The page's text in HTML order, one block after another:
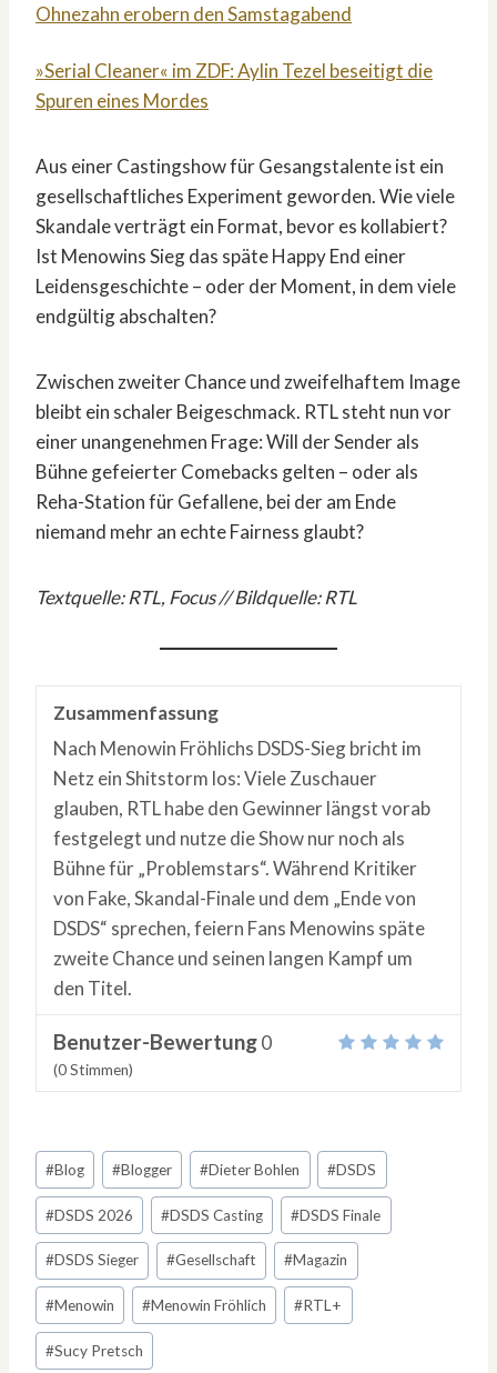
Ohnezahn erobern den Samstagabend
»Serial Cleaner« im ZDF: Aylin Tezel beseitigt die
Spuren eines Mordes
Aus einer Castingshow für Gesangstalente ist ein
gesellschaftliches Experiment geworden. Wie viele
Skandale verträgt ein Format, bevor es kollabiert?
Ist Menowins Sieg das späte Happy End einer
Leidensgeschichte – oder der Moment, in dem viele
endgültig abschalten?
Zwischen zweiter Chance und zweifelhaftem Image
bleibt ein schaler Beigeschmack. RTL steht nun vor
einer unangenehmen Frage: Will der Sender als
Bühne gefeierter Comebacks gelten – oder als
Reha-Station für Gefallene, bei der am Ende
niemand mehr an echte Fairness glaubt?
Textquelle: RTL, Focus // Bildquelle: RTL
Zusammenfassung
Nach Menowin Fröhlichs DSDS-Sieg bricht im
Netz ein Shitstorm los: Viele Zuschauer
glauben, RTL habe den Gewinner längst vorab
festgelegt und nutze die Show nur noch als
Bühne für „Problemstars“. Während Kritiker
von Fake, Skandal-Finale und dem „Ende von
DSDS“ sprechen, feiern Fans Menowins späte
zweite Chance und seinen langen Kampf um
den Titel.
Benutzer-Bewertung0
(0Stimmen)
Schlagworte:
#Blog #Blogger #Dieter Bohlen #DSDS
#DSDS 2026 #DSDS Casting #DSDS Finale
#DSDS Sieger #Gesellschaft #Magazin
#Menowin #Menowin Fröhlich #RTL+
#Sucy Pretsch